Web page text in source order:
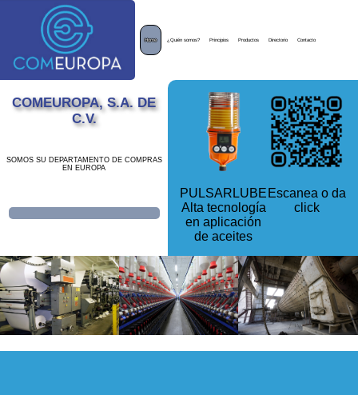
Home ¿Quién somos? Principios Productos Directorio Contacto